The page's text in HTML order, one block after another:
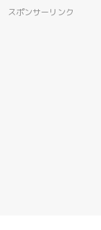
スポンサーリンク